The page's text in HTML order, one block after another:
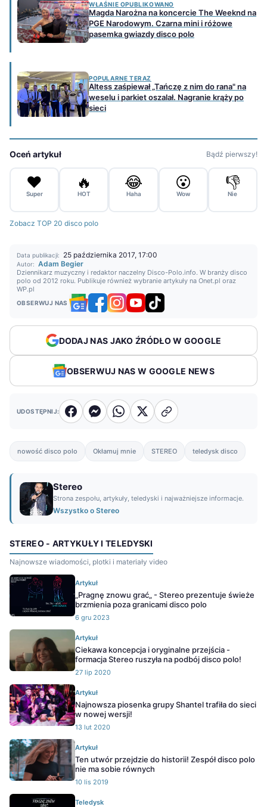
WŁAŚNIE OPUBLIKOWANO
Magda Narożna na koncercie The Weeknd na
PGE Narodowym. Czarna mini i różowe
pasemka gwiazdy disco polo
POPULARNE TERAZ
Altess zaśpiewał „Tańczę z nim do rana" na
weselu i parkiet oszalał. Nagranie krąży po
sieci
Oceń artykuł Bądź pierwszy!
❤️
Super
🔥
HOT
😂
Haha
😮
Wow
👎
Nie
Zobacz TOP 20 disco polo
Data publikacji: 25 października 2017, 17:00
Autor: Adam Begier
Dziennikarz muzyczny i redaktor naczelny Disco-Polo.info. W branży disco
polo od 2012 roku. Publikuje również wybranie artykuły na Onet.pl oraz
WP.pl
OBSERWUJ NAS
DODAJ NAS JAKO ŹRÓDŁO W GOOGLE
OBSERWUJ NAS W GOOGLE NEWS
UDOSTĘPNIJ:
nowość disco polo Okłamuj mnie STEREO teledysk disco
Stereo
Strona zespołu, artykuły, teledyski i najważniejsze informacje.
Wszystko o Stereo
STEREO - ARTYKUŁY I TELEDYSKI
Najnowsze wiadomości, plotki i materiały video
Artykuł
„Pragnę znowu grać„ - Stereo prezentuje świeże
brzmienia poza granicami disco polo
6 gru 2023
Artykuł
Ciekawa koncepcja i oryginalne przejścia -
formacja Stereo ruszyła na podbój disco polo!
27 lip 2020
Artykuł
Najnowsza piosenka grupy Shantel trafiła do sieci
w nowej wersji!
13 lut 2020
Artykuł
Ten utwór przejdzie do historii! Zespół disco polo
nie ma sobie równych
10 lis 2019
Teledysk